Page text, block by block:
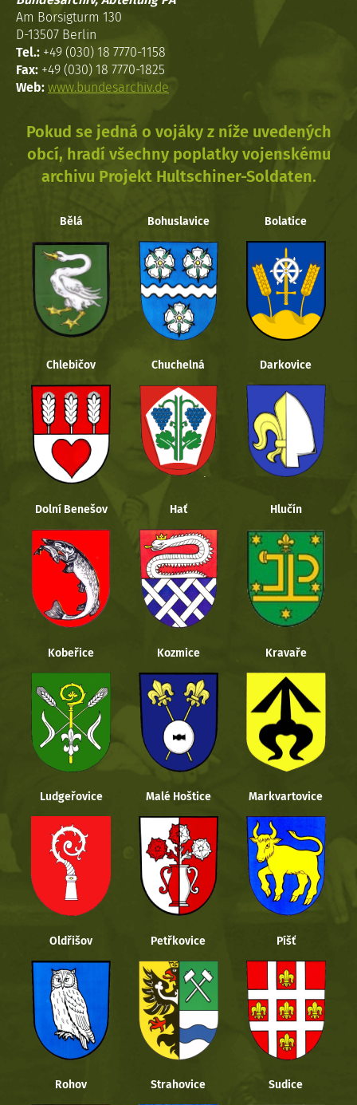
Am Borsigturm 130
D-13507 Berlin
Tel.: +49 (030) 18 7770-1158
Fax: +49 (030) 18 7770-1825
Web: www.bundesarchiv.de
Pokud se jedná o vojáky z níže uvedených
obcí, hradí všechny poplatky vojenskému
archivu Projekt Hultschiner-Soldaten.
Bělá Bohuslavice Bolatice
Chlebičov Chuchelná Darkovice
Dolní Benešov Hať Hlučín
Kobeřice Kozmice Kravaře
Ludgeřovice Malé Hoštice Markvartovice
Oldřišov Petřkovice Píšť
Rohov Strahovice Sudice